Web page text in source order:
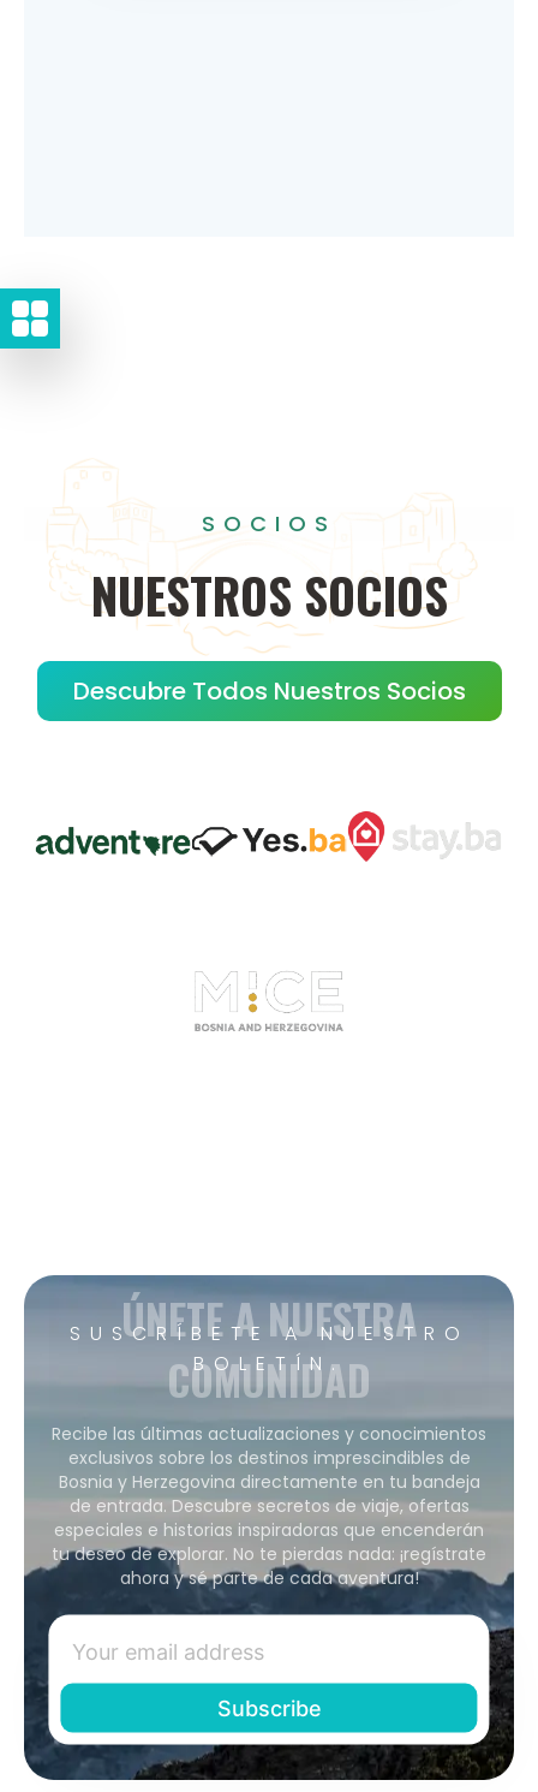
SOCIOS
NUESTROS SOCIOS
Descubre Todos Nuestros Socios
SUSCRÍBETE A NUESTRO
BOLETÍN.
ÚNETE A NUESTRA
COMUNIDAD
Recibe las últimas actualizaciones y conocimientos
exclusivos sobre los destinos imprescindibles de
Bosnia y Herzegovina directamente en tu bandeja
de entrada. Descubre secretos de viaje, ofertas
especiales e historias inspiradoras que encenderán
tu deseo de explorar. No te pierdas nada: ¡regístrate
ahora y sé parte de cada aventura!